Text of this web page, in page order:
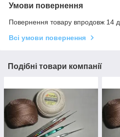
Умови повернення
Повернення товару впродовж 14
Всі умови повернення
Подібні товари компанії